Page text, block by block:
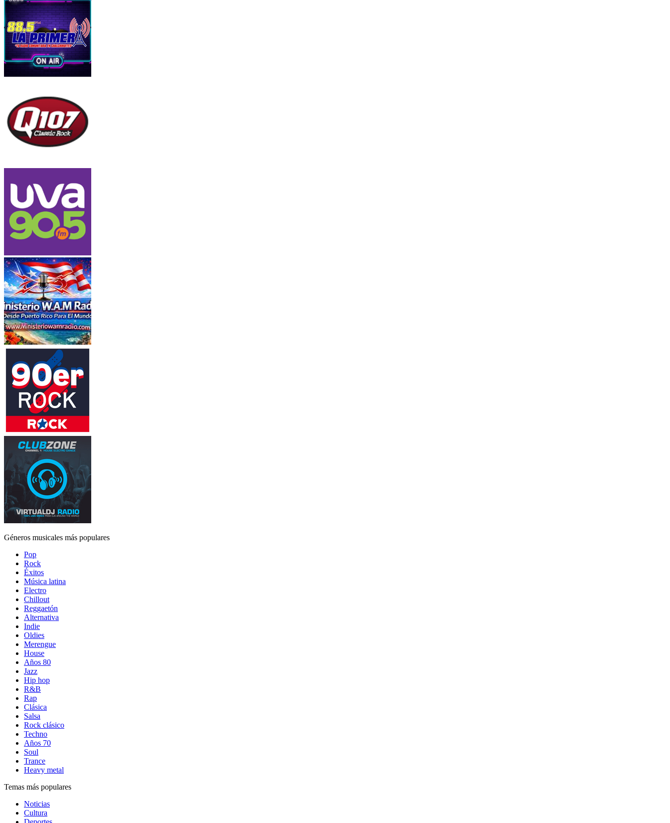
Géneros musicales más populares
Pop
Rock
Éxitos
Música latina
Electro
Chillout
Reggaetón
Alternativa
Indie
Oldies
Merengue
House
Años 80
Jazz
Hip hop
R&B
Rap
Clásica
Salsa
Rock clásico
Techno
Años 70
Soul
Trance
Heavy metal
Temas más populares
Noticias
Cultura